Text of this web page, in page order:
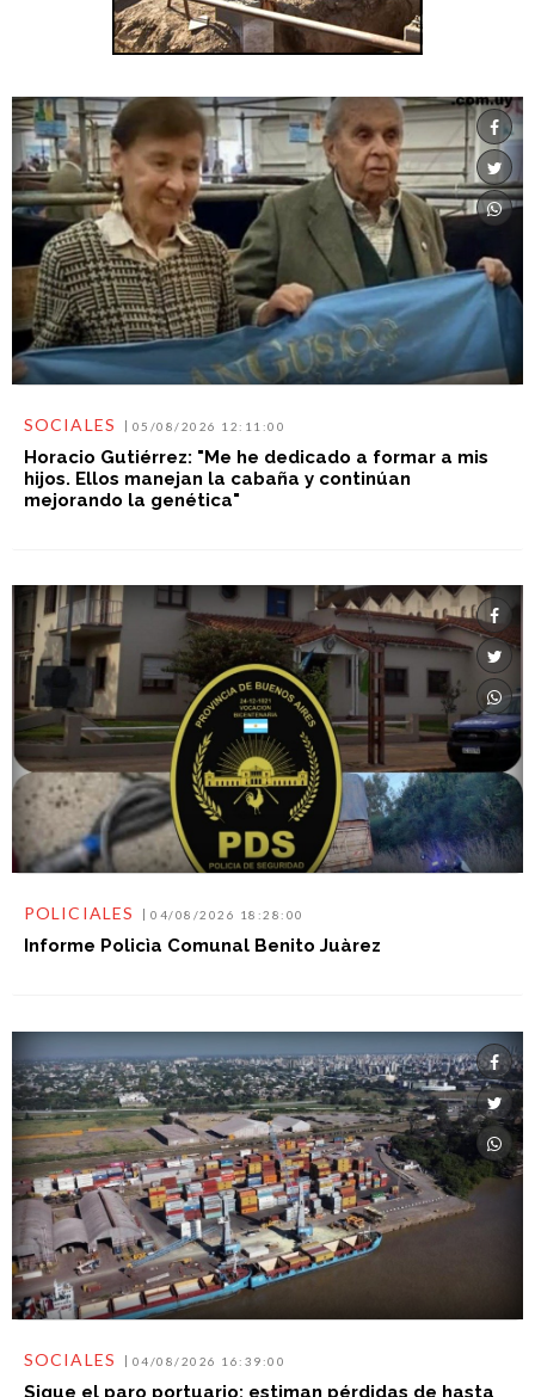
SOCIALES 05/08/2026 12:11:00
Horacio Gutiérrez: "Me he dedicado a formar a mis
hijos. Ellos manejan la cabaña y continúan
mejorando la genética"
POLICIALES 04/08/2026 18:28:00
Informe Policìa Comunal Benito Juàrez
SOCIALES 04/08/2026 16:39:00
Sigue el paro portuario: estiman pérdidas de hasta